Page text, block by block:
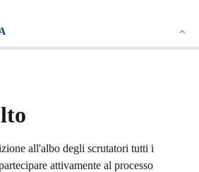
all'albo degli scrutatori tutti i
attivamente al processo